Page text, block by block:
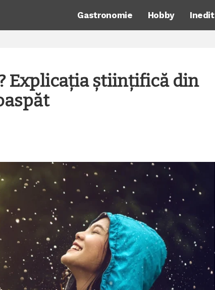
Gastronomie Hobby Inedit
Explicația științifică din